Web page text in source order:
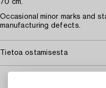
70 cm.
Occasional minor marks and
manufacturing defects.
Tietoa ostamisesta